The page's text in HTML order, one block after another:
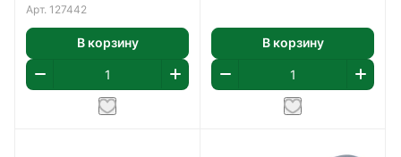
Арт. 127442
В корзину В корзину